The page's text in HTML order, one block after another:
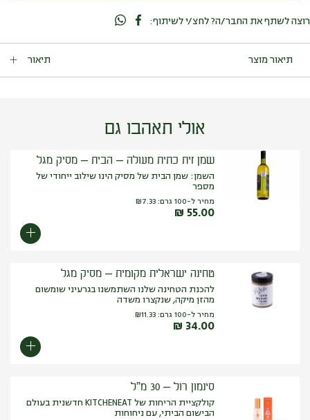
30
רוצה לשתף את החבר/ה? לחצ/י לשיתוף:
תיאור
החלל לפני אירוח, ואחרי טיגון או בישול. פיזור ארומה הרמונית ונטרול
ריחות לא נעימים במדפים, מגירות, ארונות, פחי אשפה, מזווה, מקרר
אולי תאהבו גם
שמן זית כתית מעולה – הבית – מסיק מגל
השמן: שמן הבית של מסיק הינו שילוב ייחודי של
מספר
מחיר ל-100 גרם: ₪7.33
₪ 55.00
טחינה ישראלית מקומית – מסיק מגל
להכנת הטחינה שלנו השתמשנו בגרעיני שומשום
מהזן מיקה, שנקצרו משדה
מחיר ל-100 גרם: ₪11.33
₪ 34.00
סינמון רול – 30 מ”ל
קולקציית הריחות של KITCHENEAT חדשנית בעולם
הבישום הביתי, עם ניחוחות